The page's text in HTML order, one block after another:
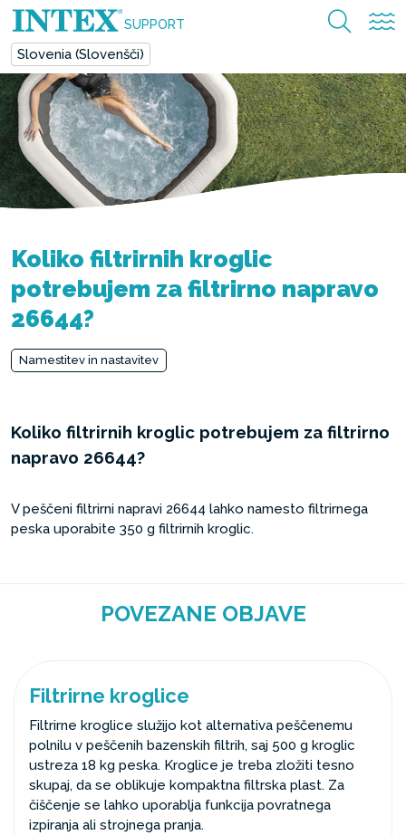
SUPPORT
Slovenia (Slovenšči)
Koliko filtrirnih kroglic
potrebujem za filtrirno napravo
26644?
Namestitev in nastavitev
Koliko filtrirnih kroglic potrebujem za filtrirno
napravo 26644?
V peščeni filtrirni napravi 26644 lahko namesto filtrirnega
peska uporabite 350 g filtrirnih kroglic.
POVEZANE OBJAVE
Filtrirne kroglice
Filtrirne kroglice služijo kot alternativa peščenemu
polnilu v peščenih bazenskih filtrih, saj 500 g kroglic
ustreza 18 kg peska. Kroglice je treba zložiti tesno
skupaj, da se oblikuje kompaktna filtrska plast. Za
čiščenje se lahko uporablja funkcija povratnega
izpiranja ali strojnega pranja.